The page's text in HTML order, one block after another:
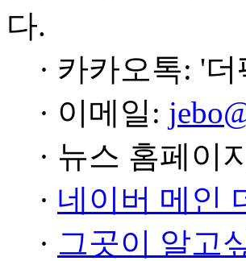
다.
· 카카오톡: '
· 이메일:
· 뉴스 홈페이
· 네이버 메인
· 그곳이 알고